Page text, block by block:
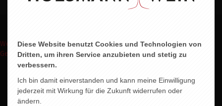
Weinpakete Weinmomente Keine Weine Wein Abo Events Shop
Geschenke Express
Diese Website benutzt Cookies und Technologien von
Dritten, um ihren Service anzubieten und stetig zu
verbessern.
Ich bin damit einverstanden und kann meine Einwilligung
jederzeit mit Wirkung für die Zukunft widerrufen oder
ändern.